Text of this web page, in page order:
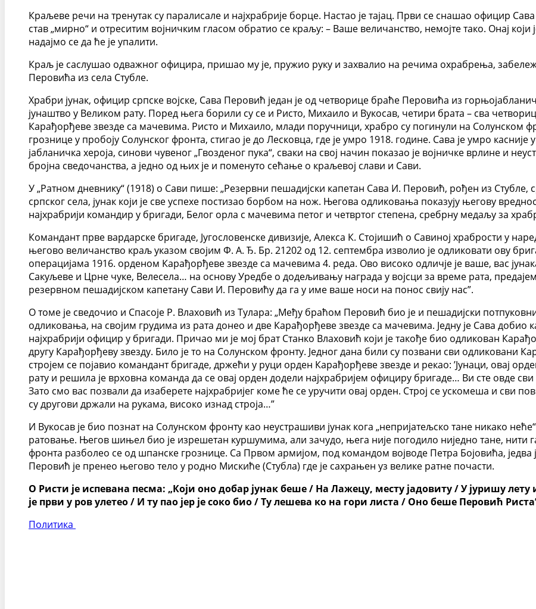
Краљеве речи на тренутак су паралисале и најхрабрије борце. Настао је тајац. Први се снашао официр
став „мирно“ и отреситим војничким гласом обратио се краљу: – Ваше величанство, немојте тако. Онај који
надајмо се да ће је упалити.
Краљ је саслушао одважног официра, пришао му је, пружио руку и захвалио на речима охрабрења,
Перовића из села Стубле.
Храбри јунак, официр српске војске, Сава Перовић један је од четворице браће Перовића из
јунаштво у Великом рату. Поред њега борили су се и Ристо, Михаило и Вукосав, четири брата – сва
Карађорђеве звезде са мачевима. Ристо и Михаило, млади поручници, храбро су погинули на Солунском
грознице у пробоју Солунског фронта, стигао је до Лесковца, где је умро 1918. године. Сава је умро
јабланичка хероја, синови чувеног „Гвозденог пука“, сваки на свој начин показао је војничке врлине и
бројна сведочанства, а једно од њих је и поменуто сећање о краљевој слави и Сави.
У „Ратном дневнику“ (1918) о Сави пише: „Резервни пешадијски капетан Сава И. Перовић, рођен из Стубле,
српског села, јунак који је све успехе постизао борбом на нож. Његова одликовања показују његову
најхрабрији командир у бригади, Белог орла с мачевима петог и четвртог степена, сребрну медаљу за
Командант прве вардарске бригаде, Југословенске дивизије, Алекса К. Стојишић о Савиној храбрости у
његово величанство краљ указом својим Ф. А. Ђ. Бр. 21202 од 12. септембра изволио је одликовати ову
операцијама 1916. орденом Карађорђеве звезде са мачевима 4. реда. Ово високо одличје је ваше, вас
Сакуљеве и Црне чуке, Велесела… на основу Уредбе о додељивању награда у војсци за време рата,
резервном пешадијском капетану Сави И. Перовићу да га у име ваше носи на понос свију нас”.
О томе је сведочио и Спасоје Р. Влаховић из Тулара: „Међу браћом Перовић био је и пешадијски
одликовања, на својим грудима из рата донео и две Карађорђеве звезде са мачевима. Једну је Сава добио
најхрабрији официр у бригади. Причао ми је мој брат Станко Влаховић који је такође био одликован
другу Карађорђеву звезду. Било је то на Солунском фронту. Једног дана били су позвани сви одликовани
стројем се појавио командант бригаде, држећи у руци орден Карађорђеве звезде и рекао: ’Јунаци, овај
рату и решила је врховна команда да се овај орден додели најхрабријем официру бригаде… Ви сте овде
Зато смо вас позвали да изаберете најхрабријег коме ће се уручити овај орден. Строј се ускомеша и сви
су другови држали на рукама, високо изнад строја…”
И Вукосав је био познат на Солунском фронту као неустрашиви јунак кога „непријатељско тане никако
ратовање. Његов шињел био је изрешетан куршумима, али зачудо, њега није погодило ниједно тане, нити
фронта разболео се од шпанске грознице. Са Првом армијом, под командом војводе Петра Бојовића,
Перовић је пренео његово тело у родно Мискиће (Стубла) где је сахрањен уз велике ратне почасти.
О Ристи је испевана песма: „Који оно добар јунак беше / На Лажецу, месту јадовиту / У јуришу
је први у ров улетео / И ту пао јер је соко био / Ту лешева ко на гори листа / Оно беше Перовић
Политика